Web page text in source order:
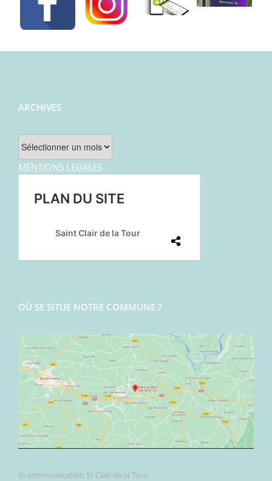
ARCHIVES
MENTIONS LEGALES
OÙ SE SITUE NOTRE COMMUNE ?
@ communication St Clair de la Tour